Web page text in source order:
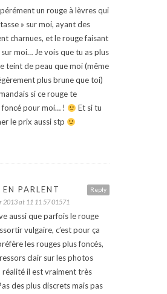
un rouge à lèvres qui
» sur moi, ayant des
charnues, et le rouge faisant
moi… Je vois que tu as plus
teint de peau que moi (même
plus brune que toi)
si ce rouge te
foncé pour moi… !
Et si tu
le prix aussi stp
Reply
EN PARLENT
2013 at 11 11 57 01571
aussi que parfois le rouge
vulgaire, c’est pour ça
les rouges plus foncés,
clair sur les photos
réalité il est vraiment très
des plus discrets mais pas